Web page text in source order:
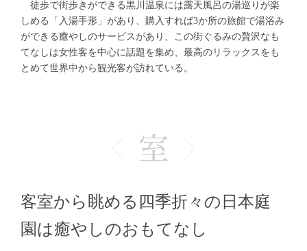
徒歩で街歩きができる黒川温泉には露天風呂の湯巡りが楽
しめる「入湯手形」があり、購入すれば3か所の旅館で湯浴み
ができる癒やしのサービスがあり、この街ぐるみの贅沢なも
てなしは女性客を中心に話題を集め、最高のリラックスをも
とめて世界中から観光客が訪れている。
客室から眺める四季折々の日本庭
園は癒やしのおもてなし